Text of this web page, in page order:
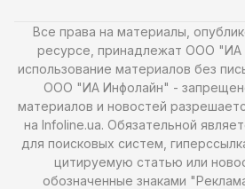
Все права на материалы,
ресурсе, принадлежат ООО
использование материалов без
ООО "ИА Инфолайн" -
материалов и новостей
на Infoline.ua. Обязательной
для поисковых систем,
цитируемую статью или
обозначенные знаками